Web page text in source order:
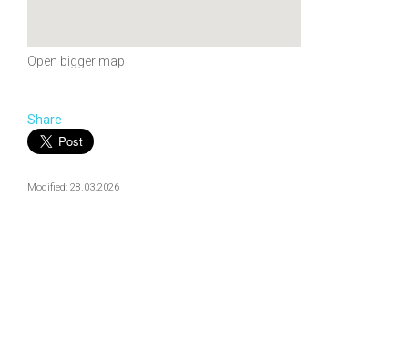
Open bigger map
Share
Modified: 28.03.2026